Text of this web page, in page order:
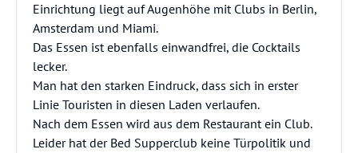
Einrichtung liegt auf Augenhöhe mit Clubs in Berlin,
Amsterdam und Miami.
Das Essen ist ebenfalls einwandfrei, die Cocktails
lecker.
Man hat den starken Eindruck, dass sich in erster
Linie Touristen in diesen Laden verlaufen.
Nach dem Essen wird aus dem Restaurant ein Club.
Leider hat der Bed Supperclub keine Türpolitik und